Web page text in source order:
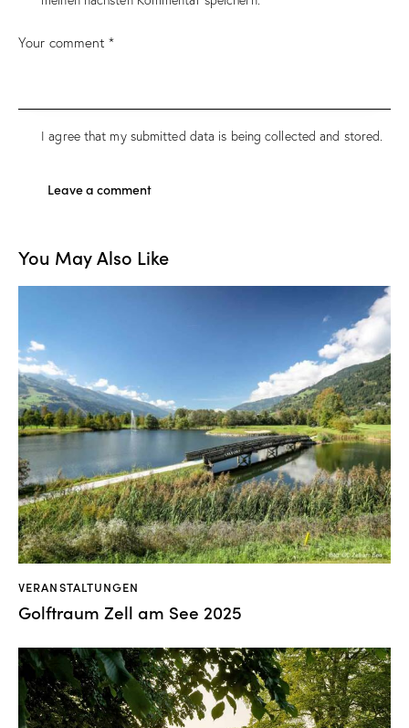
I agree that my submitted data is being collected and stored.
You May Also Like
VERANSTALTUNGEN
Golftraum Zell am See 2025